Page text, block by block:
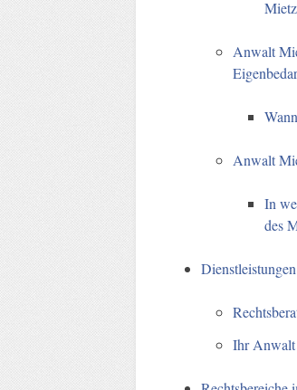
Anwalt
Anwalt
In
des
Ihr Anwalt